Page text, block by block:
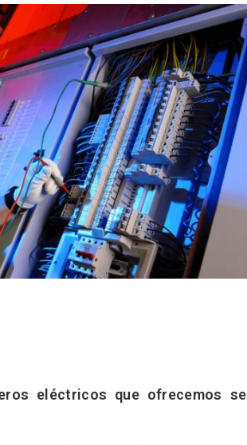
eléctricos que ofrecemos se